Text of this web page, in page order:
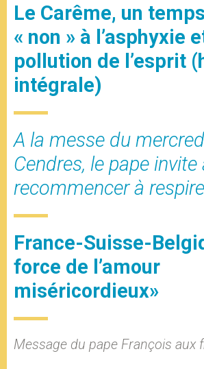
Le Carême, un
« non » à l’asphyxie
pollution de l’esprit
intégrale)
A la messe du
Cendres, le pape invite
recommencer à
France-Suisse-
force de l’amour
miséricordieux»
Message du pape François aux